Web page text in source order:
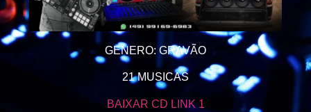
GENERO: GRAVÃO
21 MUSICAS
BAIXAR CD LINK 1